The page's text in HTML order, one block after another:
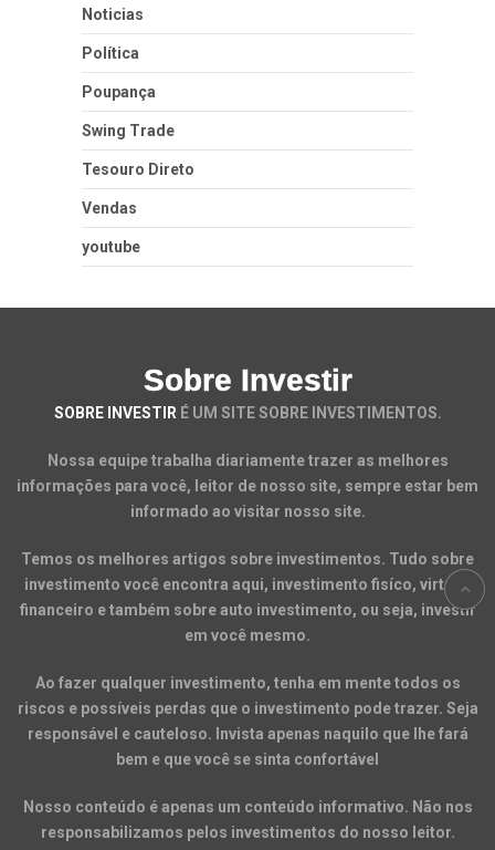
Noticias
Política
Poupança
Swing Trade
Tesouro Direto
Vendas
youtube
Sobre Investir
SOBRE INVESTIR É UM SITE SOBRE INVESTIMENTOS.
Nossa equipe trabalha diariamente trazer as melhores
informações para você, leitor de nosso site, sempre estar bem
informado ao visitar nosso site.
Temos os melhores artigos sobre investimentos. Tudo sobre
investimento você encontra aqui, investimento fisíco, virtual,
financeiro e também sobre auto investimento, ou seja, investir
em você mesmo.
Ao fazer qualquer investimento, tenha em mente todos os
riscos e possíveis perdas que o investimento pode trazer. Seja
responsável e cauteloso. Invista apenas naquilo que lhe fará
bem e que você se sinta confortável
Nosso conteúdo é apenas um conteúdo informativo. Não nos
responsabilizamos pelos investimentos do nosso leitor.